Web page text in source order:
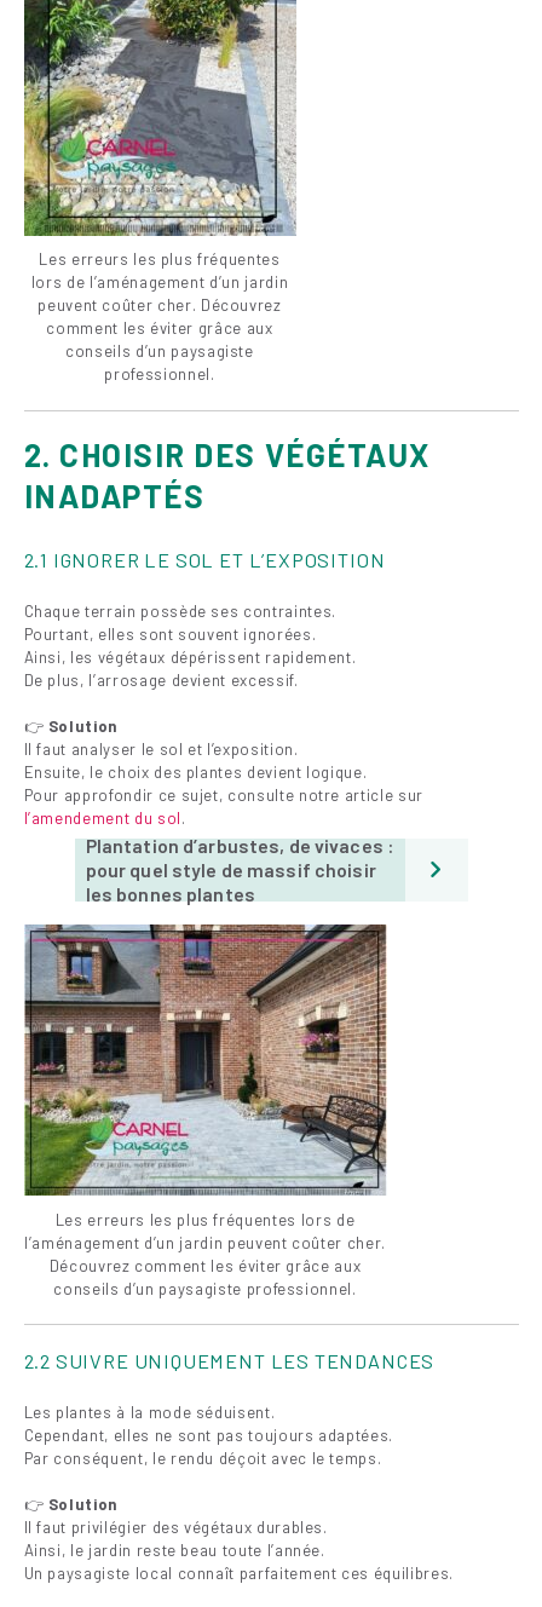
Les erreurs les plus fréquentes
lors de l’aménagement d’un jardin
peuvent coûter cher. Découvrez
comment les éviter grâce aux
conseils d’un paysagiste
professionnel.
2. CHOISIR DES VÉGÉTAUX
INADAPTÉS
2.1 IGNORER LE SOL ET L’EXPOSITION
Chaque terrain possède ses contraintes.
Pourtant, elles sont souvent ignorées.
Ainsi, les végétaux dépérissent rapidement.
De plus, l’arrosage devient excessif.
👉 Solution
Il faut analyser le sol et l’exposition.
Ensuite, le choix des plantes devient logique.
Pour approfondir ce sujet, consulte notre article sur
l’amendement du sol.
Plantation d’arbustes, de vivaces :
pour quel style de massif choisir
les bonnes plantes
Les erreurs les plus fréquentes lors de
l’aménagement d’un jardin peuvent coûter cher.
Découvrez comment les éviter grâce aux
conseils d’un paysagiste professionnel.
2.2 SUIVRE UNIQUEMENT LES TENDANCES
Les plantes à la mode séduisent.
Cependant, elles ne sont pas toujours adaptées.
Par conséquent, le rendu déçoit avec le temps.
👉 Solution
Il faut privilégier des végétaux durables.
Ainsi, le jardin reste beau toute l’année.
Un paysagiste local connaît parfaitement ces équilibres.